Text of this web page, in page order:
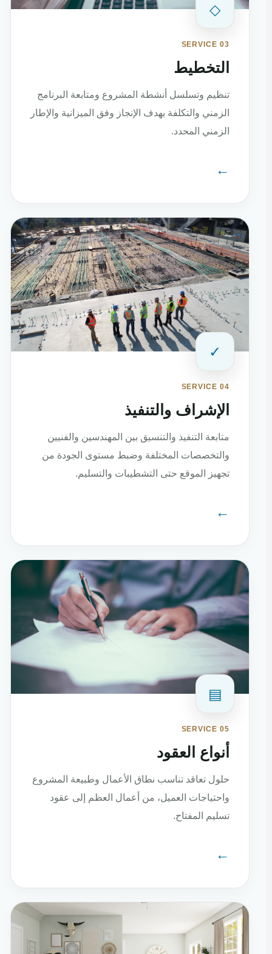
◇
SERVICE 03
التخطيط
تنظيم وتسلسل أنشطة المشروع ومتابعة البرنامج
الزمني والتكلفة بهدف الإنجاز وفق الميزانية والإطار
الزمني المحدد.
←
✓
SERVICE 04
الإشراف والتنفيذ
متابعة التنفيذ والتنسيق بين المهندسين والفنيين
والتخصصات المختلفة وضبط مستوى الجودة من
تجهيز الموقع حتى التشطيبات والتسليم.
←
▤
SERVICE 05
أنواع العقود
حلول تعاقد تناسب نطاق الأعمال وطبيعة المشروع
واحتياجات العميل، من أعمال العظم إلى عقود
تسليم المفتاح.
←